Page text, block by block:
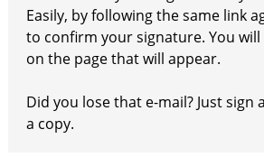
Easily, by following the same link
to confirm your signature. You
on the page that will appear.
Did you lose that e-mail? Just sign
a copy.